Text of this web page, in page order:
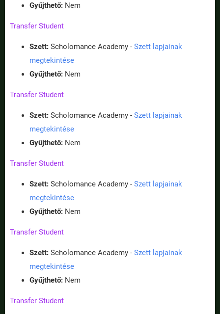
Gyűjthető: Nem
Transfer Student
Szett: Scholomance Academy - Szett lapjainak
megtekintése
Gyűjthető: Nem
Transfer Student
Szett: Scholomance Academy - Szett lapjainak
megtekintése
Gyűjthető: Nem
Transfer Student
Szett: Scholomance Academy - Szett lapjainak
megtekintése
Gyűjthető: Nem
Transfer Student
Szett: Scholomance Academy - Szett lapjainak
megtekintése
Gyűjthető: Nem
Transfer Student